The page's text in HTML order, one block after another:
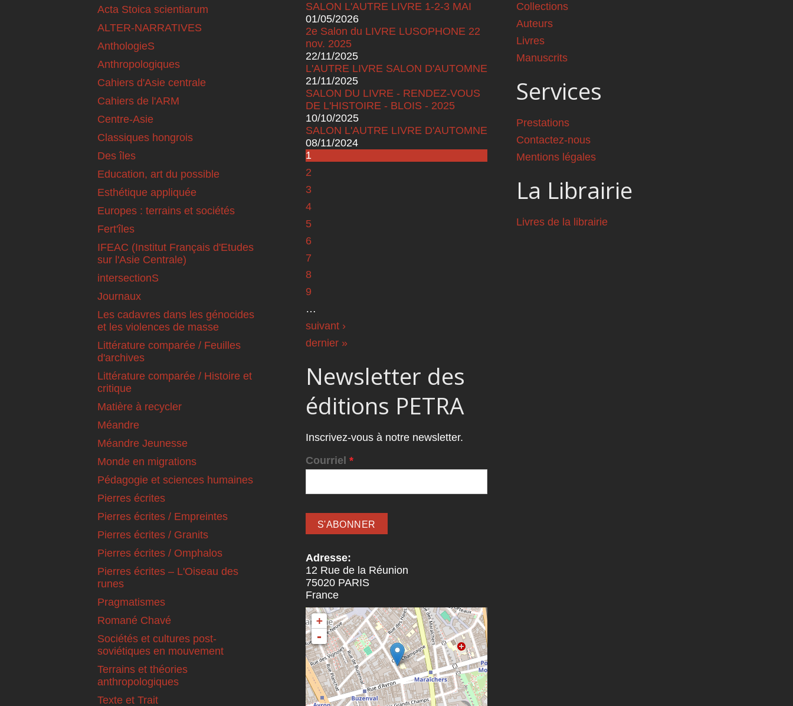
Acta Stoica scientiarum
ALTER-NARRATIVES
AnthologieS
Anthropologiques
Cahiers d'Asie centrale
Cahiers de l'ARM
Centre-Asie
Classiques hongrois
Des îles
Education, art du possible
Esthétique appliquée
Europes : terrains et sociétés
Fert'îles
IFEAC (Institut Français d'Etudes
sur l'Asie Centrale)
intersectionS
Journaux
Les cadavres dans les génocides
et les violences de masse
Littérature comparée / Feuilles
d'archives
Littérature comparée / Histoire et
critique
Matière à recycler
Méandre
Méandre Jeunesse
Monde en migrations
Pédagogie et sciences humaines
Pierres écrites
Pierres écrites / Empreintes
Pierres écrites / Granits
Pierres écrites / Omphalos
Pierres écrites – L'Oiseau des
runes
Pragmatismes
Romané Chavé
Sociétés et cultures post-
soviétiques en mouvement
Terrains et théories
anthropologiques
Texte et Trait
SALON L'AUTRE LIVRE 1-2-3 MAI
01/05/2026
2e Salon du LIVRE LUSOPHONE 22
nov. 2025
22/11/2025
L'AUTRE LIVRE SALON D'AUTOMNE
21/11/2025
SALON DU LIVRE - RENDEZ-VOUS
DE L'HISTOIRE - BLOIS - 2025
10/10/2025
SALON L'AUTRE LIVRE D'AUTOMNE
08/11/2024
Pages
1
2
3
4
5
6
7
8
9
…
suivant ›
dernier »
Newsletter des
éditions PETRA
Inscrivez-vous à notre newsletter.
Courriel *
Adresse:
12 Rue de la Réunion
75020 PARIS
France
+
-
Collections
Auteurs
Livres
Manuscrits
Services
Prestations
Contactez-nous
Mentions légales
La Librairie
Livres de la librairie